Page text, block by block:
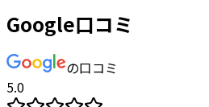
Google口コミ
の口コミ
5.0